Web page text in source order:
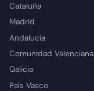
Cataluña
Madrid
Andalucía
Comunidad Valenciana
Galicia
País Vasco